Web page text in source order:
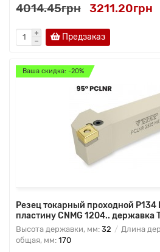
4014.45грн 3211.20грн
Предзаказ
Ваша скидка: -20%
Резец токарный проходной P134
пластину CNMG 1204.. державка
Высота державки, мм: 32 Длина
общая, мм: 170